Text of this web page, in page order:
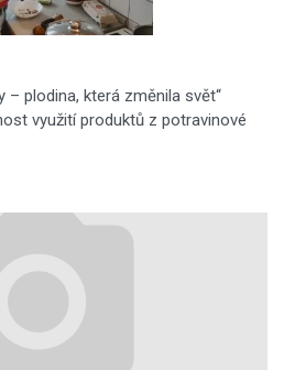
– plodina, která změnila svět“
využití produktů z potravinové